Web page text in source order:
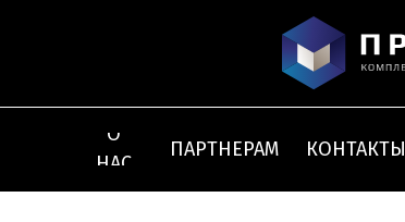
О
НАС
ПАРТНЕРАМ КОНТАКТЫ